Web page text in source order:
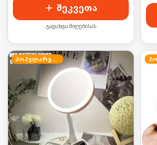
შეკვეთა
გადახდა მიღებისას
პოპულარული